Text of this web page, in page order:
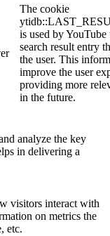
The cookie
is used by YouTube
search result entry
the user. This
improve the user
providing more
in the future.
analyze the key
in delivering a
visitors interact with
on metrics the
etc.